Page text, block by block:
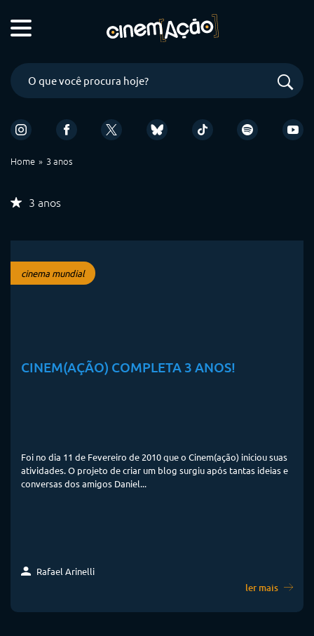
Home 3 anos
3 anos
cinema mundial
CINEM(AÇÃO) COMPLETA 3 ANOS!
Foi no dia 11 de Fevereiro de 2010 que o Cinem(ação) iniciou suas
atividades. O projeto de criar um blog surgiu após tantas ideias e
conversas dos amigos Daniel...
Rafael Arinelli
ler mais